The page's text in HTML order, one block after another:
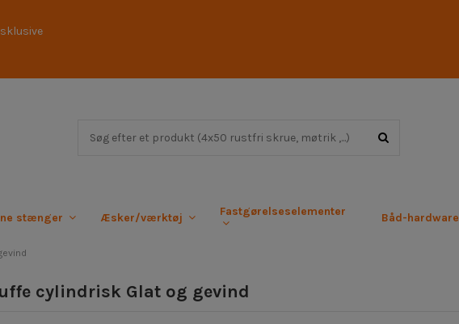
stænger Æsker/værktøj Fastgørelseselementer Båd-hardware
cylindrisk Glat og gevind